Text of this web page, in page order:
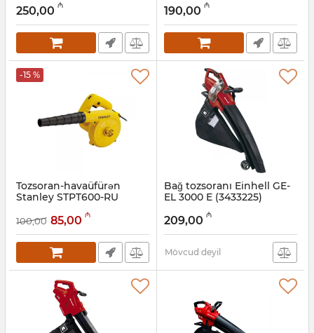
Artikul: 012001006
250,00 ₼ 190,00 ₼
-15 %
Tozsoran-havaüfürən
Stanley STPT600-RU
017007096
100,00 85,00 ₼
Bağ tozsoranı Einhell GE-
EL 3000 E (3433225)
017007074
209,00 ₼
Mövcud deyil